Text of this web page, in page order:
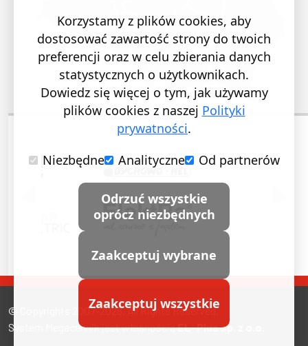
POPRZEDNI SLAJD
© Copyrights 2007-2026. All Rights Reserved.
System Megacennik jest własnościąEL-Plus sp. z o.o.
Korzystamy z plików cookies, aby
dostosować zawartość strony do twoich
preferencji oraz w celu zbierania danych
statystycznych o użytkownikach.
Dowiedz się więcej o tym, jak używamy
plików cookies z naszej Polityki
prywatności.
Niezbędne
Analityczne Od partnerów
Odrzuć wszystkie
oprócz niezbędnych
Zaakceptuj wybrane
Zaakceptuj wszystkie